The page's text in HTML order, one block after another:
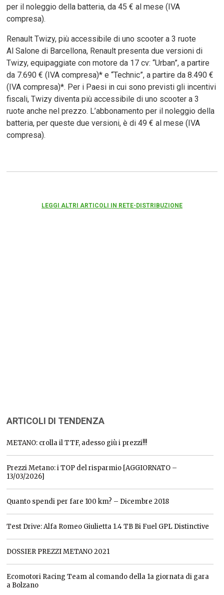
per il noleggio della batteria, da 45 € al mese (IVA
compresa).
Renault Twizy, più accessibile di uno scooter a 3 ruote
Al Salone di Barcellona, Renault presenta due versioni di
Twizy, equipaggiate con motore da 17 cv: “Urban”, a partire
da 7.690 € (IVA compresa)* e “Technic”, a partire da 8.490 €
(IVA compresa)*. Per i Paesi in cui sono previsti gli incentivi
fiscali, Twizy diventa più accessibile di uno scooter a 3
ruote anche nel prezzo. L’abbonamento per il noleggio della
batteria, per queste due versioni, è di 49 € al mese (IVA
compresa).
LEGGI ALTRI ARTICOLI IN RETE-DISTRIBUZIONE
ARTICOLI DI TENDENZA
METANO: crolla il TTF, adesso giù i prezzi!!!
Prezzi Metano: i TOP del risparmio [AGGIORNATO –
13/03/2026]
Quanto spendi per fare 100 km? – Dicembre 2018
Test Drive: Alfa Romeo Giulietta 1.4 TB Bi Fuel GPL Distinctive
DOSSIER PREZZI METANO 2021
Ecomotori Racing Team al comando della 1a giornata di gara
a Bolzano